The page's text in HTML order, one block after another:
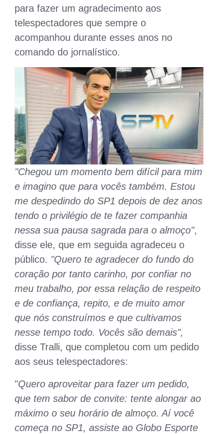
para fazer um agradecimento aos
telespectadores que sempre o
acompanhou durante esses anos no
comando do jornalístico.
"Chegou um momento bem difícil para mim
e imagino que para vocês também. Estou
me despedindo do SP1 depois de dez anos
tendo o privilégio de te fazer companhia
nessa sua pausa sagrada para o almoço",
disse ele, que em seguida agradeceu o
público. "Quero te agradecer do fundo do
coração por tanto carinho, por confiar no
meu trabalho, por essa relação de respeito
e de confiança, repito, e de muito amor
que nós construímos e que cultivamos
nesse tempo todo. Vocês são demais",
disse Tralli, que completou com um pedido
aos seus telespectadores:
"Quero aproveitar para fazer um pedido,
que tem sabor de convite: tente alongar ao
máximo o seu horário de almoço. Aí você
começa no SP1, assiste ao Globo Esporte